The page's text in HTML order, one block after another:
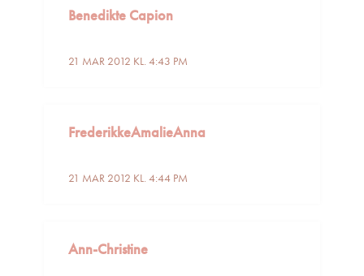
Benedikte Capion
21 MAR 2012 KL. 4:43 PM
FrederikkeAmalieAnna
21 MAR 2012 KL. 4:44 PM
Ann-Christine